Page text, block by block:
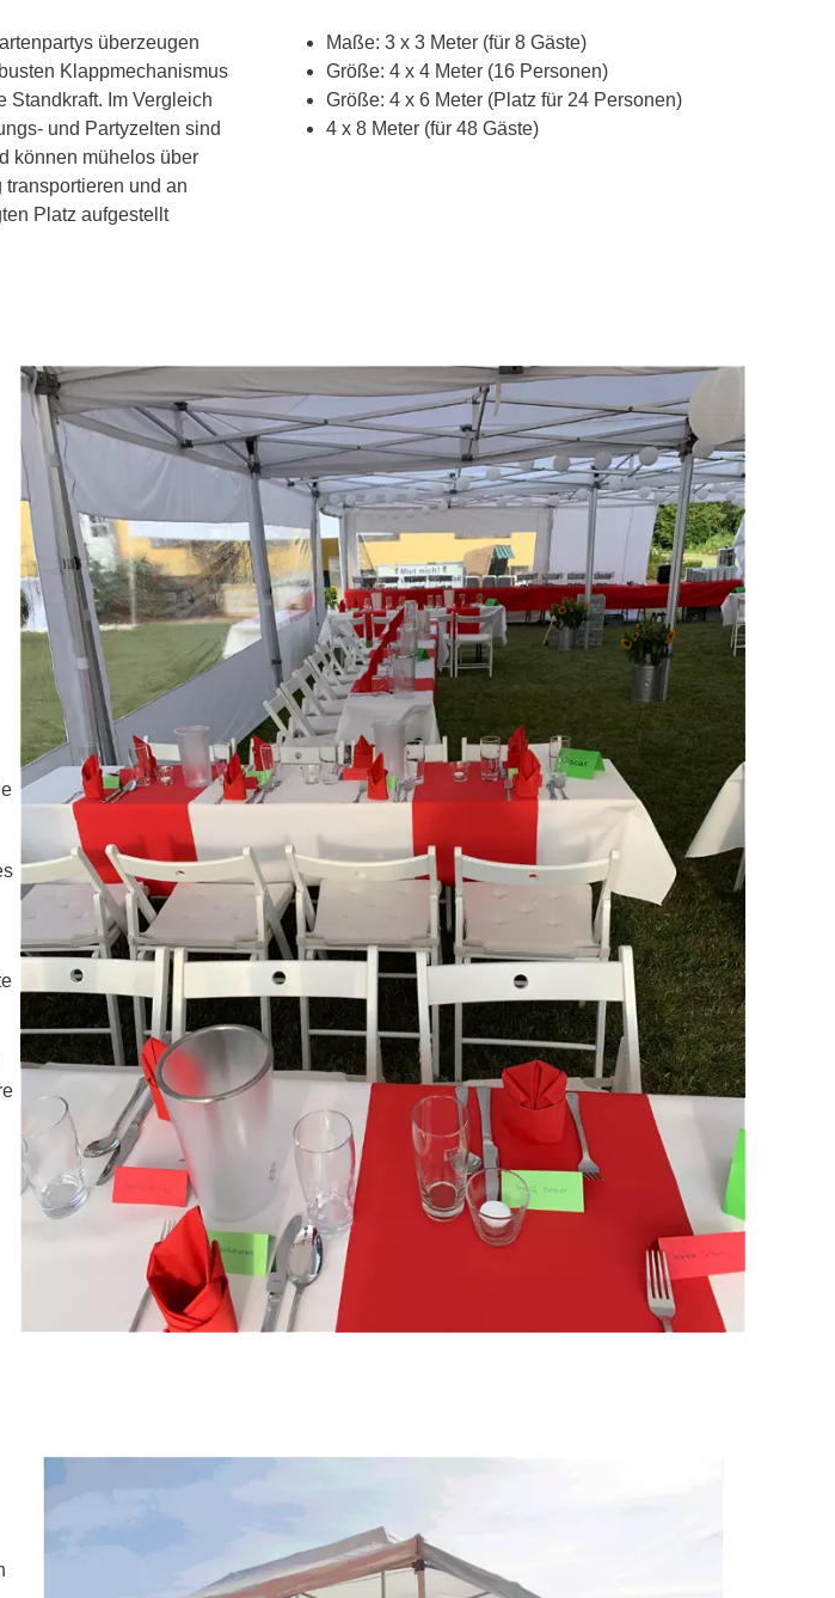
überzeugen
Klappmechanismus
Standkraft. Im Vergleich
und Partyzelten sind
können mühelos über
transportieren und an
Platz aufgestellt
Maße: 3 x 3 Meter (für 8 Gäste)
Größe: 4 x 4 Meter (16 Personen)
Größe: 4 x 6 Meter (Platz für 24 Personen)
4 x 8 Meter (für 48 Gäste)